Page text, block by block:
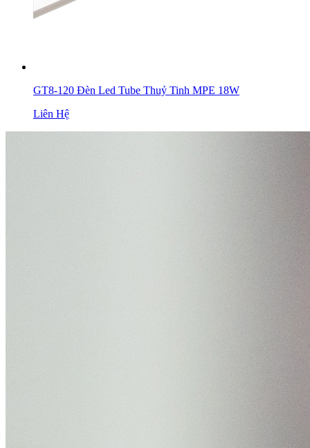
GT8-120 Đèn Led Tube Thuỷ Tinh MPE 18W
Liên Hệ